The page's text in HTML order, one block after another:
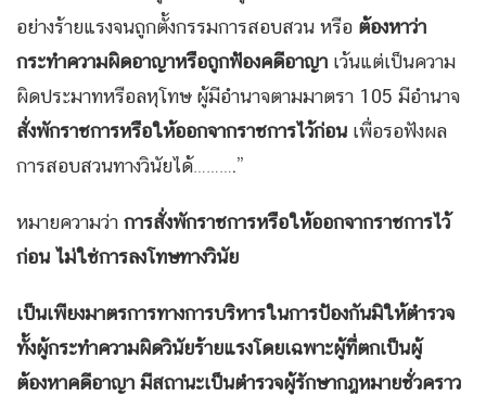
อย่างร้ายแรงจนถูกตั้งกรรมการสอบสวน หรือ ต้องหาว่า
กระทำความผิดอาญาหรือถูกฟ้องคดีอาญา เว้นแต่เป็นความ
ผิดประมาทหรือลหุโทษ ผู้มีอำนาจตามมาตรา 105 มีอำนาจ
สั่งพักราชการหรือให้ออกจากราชการไว้ก่อน เพื่อรอฟังผล
การสอบสวนทางวินัยได้……….”
หมายความว่า การสั่งพักราชการหรือให้ออกจากราชการไว้
ก่อน ไม่ใช่การลงโทษทางวินัย
เป็นเพียงมาตรการทางการบริหารในการป้องกันมิให้ตำรวจ
ทั้งผู้กระทำความผิดวินัยร้ายแรงโดยเฉพาะผู้ที่ตกเป็นผู้
ต้องหาคดีอาญา มีสถานะเป็นตำรวจผู้รักษากฎหมายชั่วคราว